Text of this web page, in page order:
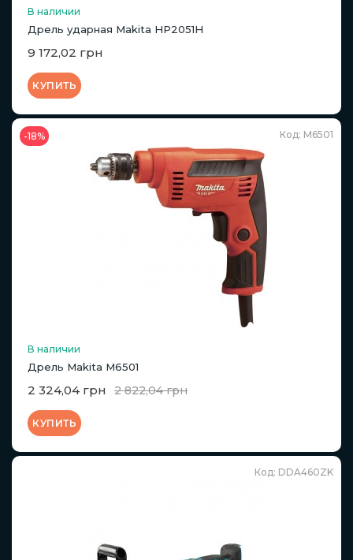
В наличии
Дрель ударная Makita HP2051H
9 172,02 грн
КУПИТЬ
-18% Код: M6501
В наличии
Дрель Makita M6501
2 324,04 грн 2 822,04 грн
КУПИТЬ
Код: DDA460ZK